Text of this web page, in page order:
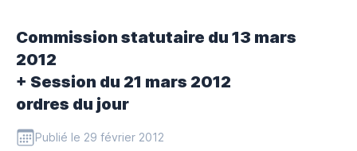
Commission statutaire du 13 mars
2012
+ Session du 21 mars 2012
ordres du jour
Publié le 29 février 2012